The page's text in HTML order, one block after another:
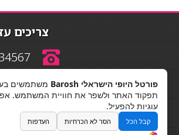
צריכים
04-8234567
פורטל היופי הישראלי Barosh
משתמשים
תפקוד האתר ולשפר את חוויית המשתמש.
עוגיות להפעיל.
קבל הכל הסר לא הכרחיות העדפות